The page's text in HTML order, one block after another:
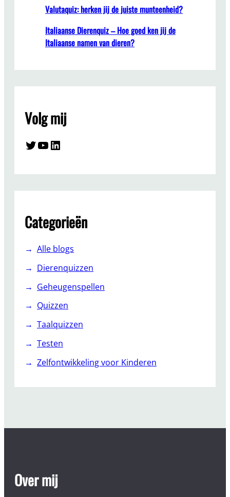
Valutaquiz: herken jij de juiste munteenheid?
Italiaanse Dierenquiz – Hoe goed ken jij de
Italiaanse namen van dieren?
Volg mij
Twitter YouTube LinkedIn
Categorieën
Alle blogs
Dierenquizzen
Geheugenspellen
Quizzen
Taalquizzen
Testen
Zelfontwikkeling voor Kinderen
Over mij